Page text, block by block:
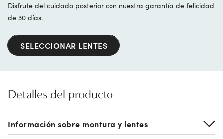
Disfrute del cuidado posterior con nuestra garantía de felicidad
de 30 días.
SELECCIONAR LENTES
Detalles del producto
Información sobre montura y lentes